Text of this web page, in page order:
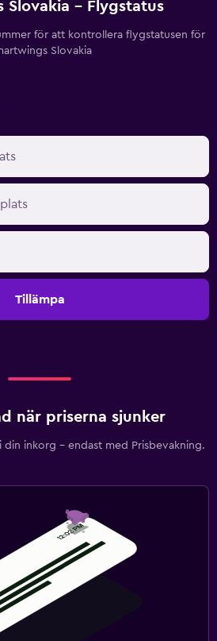
Slovakia - Flygstatus
för att kontrollera flygstatusen för
Slovakia
Tillämpa
när priserna sjunker
din inkorg – endast med Prisbevakning.